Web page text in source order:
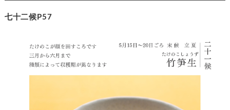
七十二候P57